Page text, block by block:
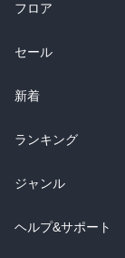
フロア
総合
ラノベ
雑誌・グラビア
BL・TL
セール
総合
ラノベ
雑誌・グラビア
BL・TL
新着
総合
ラノベ
雑誌・グラビア
ランキング
総合
ラノベ
ジャンル
コミック
ヘルプ&サポート